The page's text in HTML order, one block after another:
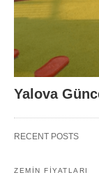
Yalova
RECENT POSTS
ZEMIN FIYATLARI